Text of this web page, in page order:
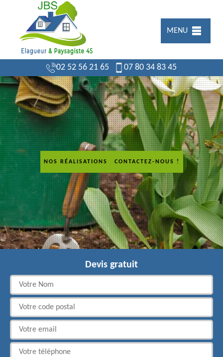
MENU
02 52 56 21 65 07 80 34 83 45
NOS RÉALISATIONS CONTACTEZ-NOUS !
Devis gratuit